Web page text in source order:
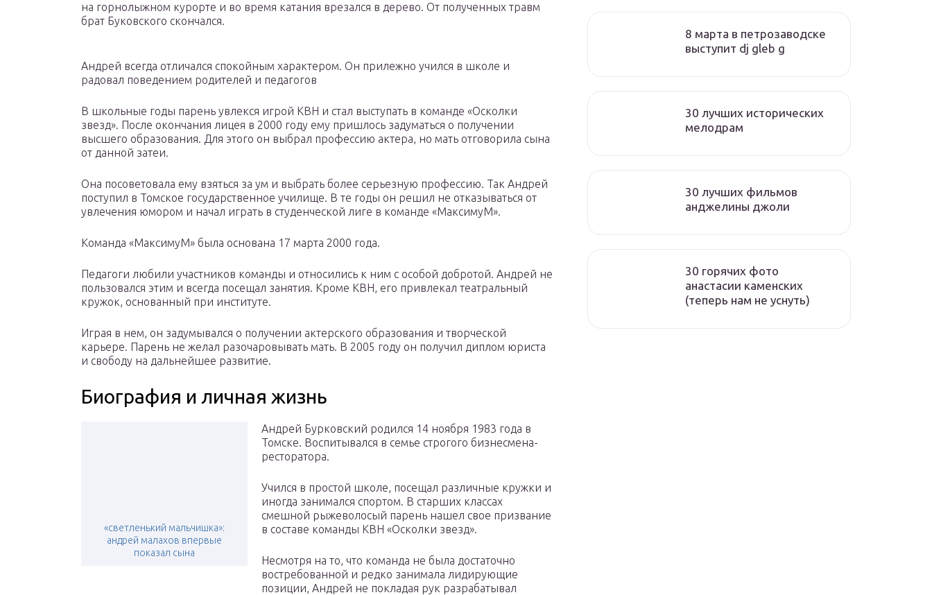
на горнолыжном курорте и во время катания врезался в дерево. От полученных травм
брат Буковского скончался.
Андрей всегда отличался спокойным характером. Он прилежно учился в школе и
радовал поведением родителей и педагогов
В школьные годы парень увлекся игрой КВН и стал выступать в команде «Осколки
звезд». После окончания лицея в 2000 году ему пришлось задуматься о получении
высшего образования. Для этого он выбрал профессию актера, но мать отговорила сына
от данной затеи.
Она посоветовала ему взяться за ум и выбрать более серьезную профессию. Так Андрей
поступил в Томское государственное училище. В те годы он решил не отказываться от
увлечения юмором и начал играть в студенческой лиге в команде «МаксимуМ».
Команда «МаксимуМ» была основана 17 марта 2000 года.
Педагоги любили участников команды и относились к ним с особой добротой. Андрей не
пользовался этим и всегда посещал занятия. Кроме КВН, его привлекал театральный
кружок, основанный при институте.
Играя в нем, он задумывался о получении актерского образования и творческой
карьере. Парень не желал разочаровывать мать. В 2005 году он получил диплом юриста
и свободу на дальнейшее развитие.
Биография и личная жизнь
«светленький мальчишка»:
андрей малахов впервые
показал сына
Андрей Бурковский родился 14 ноября 1983 года в
Томске. Воспитывался в семье строгого бизнесмена-
ресторатора.
Учился в простой школе, посещал различные кружки и
иногда занимался спортом. В старших классах
смешной рыжеволосый парень нашел свое призвание
в составе команды КВН «Осколки звезд».
Несмотря на то, что команда не была достаточно
востребованной и редко занимала лидирующие
позиции, Андрей не покладая рук разрабатывал
8 марта в петрозаводске
выступит dj gleb g
30 лучших исторических
мелодрам
30 лучших фильмов
анджелины джоли
30 горячих фото
анастасии каменских
(теперь нам не уснуть)